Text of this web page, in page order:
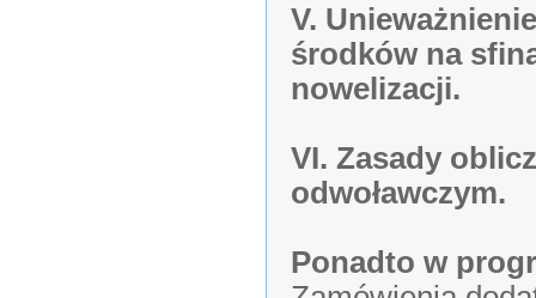
V.
środków na
nowelizacji.
VI. Zasady
odwoławczym.
Ponadto w